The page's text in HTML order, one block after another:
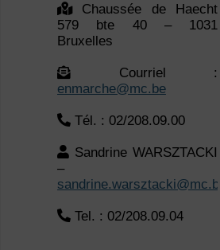
Chaussée de Haecht
579 bte 40 – 1031
Bruxelles
Courriel :
enmarche@mc.be
Tél. : 02/208.09.00
Sandrine WARSZTACKI
–
sandrine.warsztacki@mc.be
Tel. : 02/208.09.04